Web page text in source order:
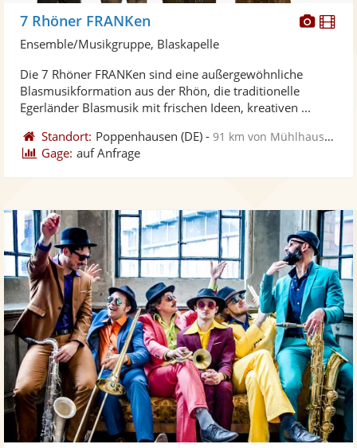
7 Rhöner FRANKen
Ensemble/Musikgruppe, Blaskapelle
Die 7 Rhöner FRANKen sind eine außergewöhnliche
Blasmusikformation aus der Rhön, die traditionelle
Egerländer Blasmusik mit frischen Ideen, kreativen ...
Standort: Poppenhausen (DE) -91 km von Mühlhausen
Gage: auf Anfrage